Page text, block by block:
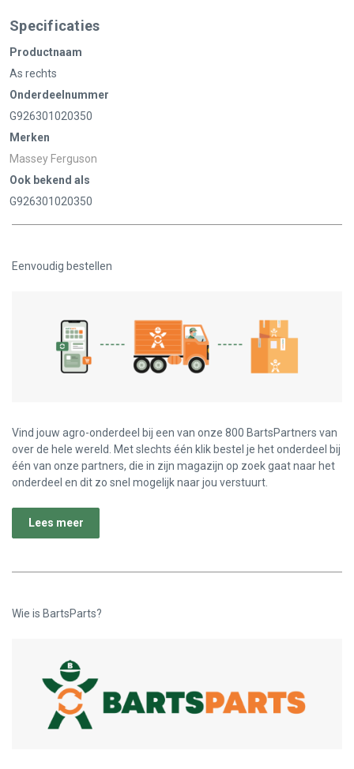
Specificaties
Productnaam
As rechts
Onderdeelnummer
G926301020350
Merken
Massey Ferguson
Ook bekend als
G926301020350
Eenvoudig bestellen
Vind jouw agro-onderdeel bij een van onze 800 BartsPartners van
over de hele wereld. Met slechts één klik bestel je het onderdeel bij
één van onze partners, die in zijn magazijn op zoek gaat naar het
onderdeel en dit zo snel mogelijk naar jou verstuurt.
Lees meer
Wie is BartsParts?